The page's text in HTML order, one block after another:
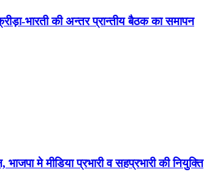
भारती की अन्तर प्रान्तीय बैठक का समापन
मे मीडिया प्रभारी व सहप्रभारी की नियुक्ति